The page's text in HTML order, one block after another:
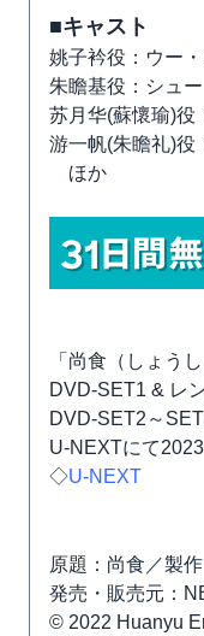
■キャスト
姚子衿役：ウー
朱瞻基役：シュ
苏月华(蘇懷瑜)役
游一帆(朱瞻礼)役
ほか
「尚食（しょう
DVD-SET1 & レ
DVD-SET2～
U-NEXTにて
◇U-NEXT
原題：尚食／製
発売・販売元：
© 2022 Huanyu